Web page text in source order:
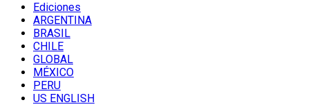
Ediciones
ARGENTINA
BRASIL
CHILE
GLOBAL
MÉXICO
PERU
US ENGLISH